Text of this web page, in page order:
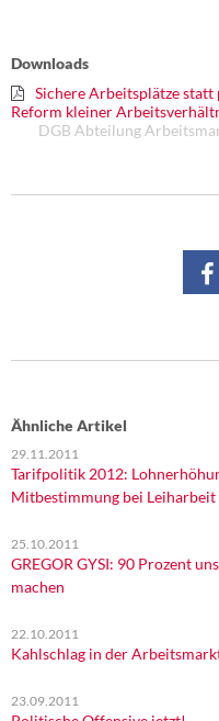
Kontakt
Downloads
Sichere Arbeitsplätze statt
Reform kleiner
DGB Abteilung
Ähnliche Artikel
29.11.2011
Tarifpolitik 2012:
Mitbestimmung bei Leiharbeit
25.10.2011
GREGOR GYSI: 90 Prozent
machen
22.10.2011
Kahlschlag in der
23.09.2011